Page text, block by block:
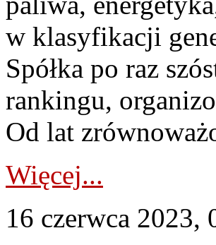
w klasyfikacji
Spółka po raz
rankingu,
Od lat
Więcej...
16 czerwca 2023,